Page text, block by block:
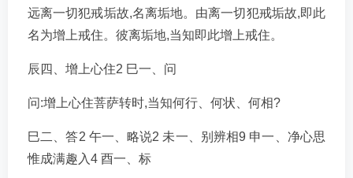
远离一切犯戒垢故,名离垢地。由离一切犯戒垢故,即此
名为增上戒住。彼离垢地,当知即此增上戒住。
辰四、增上心住2 巳一、问
问:增上心住菩萨转时,当知何行、何状、何相?
巳二、答2 午一、略说2 未一、别辨相9 申一、净心思
惟成满趣入4 酉一、标